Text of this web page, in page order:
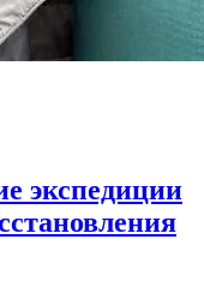
экспедиции